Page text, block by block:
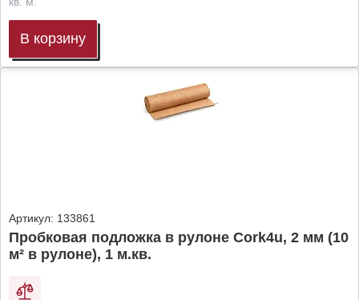
В корзину
Артикул: 133861
Пробковая подложка в рулоне Cork4u, 2 мм (10
м² в рулоне), 1 м.кв.